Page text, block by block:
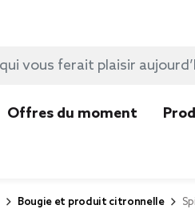
Offres du moment
Bougie et produit citronnelle